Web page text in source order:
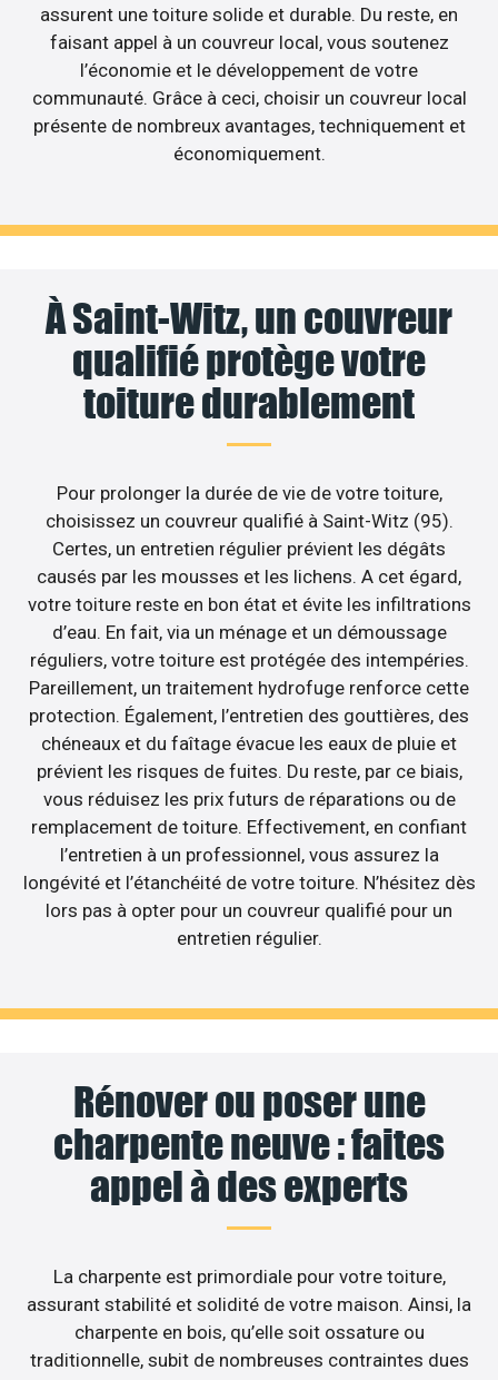
assurent une toiture solide et durable. Du reste, en
faisant appel à un couvreur local, vous soutenez
l’économie et le développement de votre
communauté. Grâce à ceci, choisir un couvreur local
présente de nombreux avantages, techniquement et
économiquement.
À Saint-Witz, un couvreur
qualifié protège votre
toiture durablement
Pour prolonger la durée de vie de votre toiture,
choisissez un couvreur qualifié à Saint-Witz (95).
Certes, un entretien régulier prévient les dégâts
causés par les mousses et les lichens. A cet égard,
votre toiture reste en bon état et évite les infiltrations
d’eau. En fait, via un ménage et un démoussage
réguliers, votre toiture est protégée des intempéries.
Pareillement, un traitement hydrofuge renforce cette
protection. Également, l’entretien des gouttières, des
chéneaux et du faîtage évacue les eaux de pluie et
prévient les risques de fuites. Du reste, par ce biais,
vous réduisez les prix futurs de réparations ou de
remplacement de toiture. Effectivement, en confiant
l’entretien à un professionnel, vous assurez la
longévité et l’étanchéité de votre toiture. N’hésitez dès
lors pas à opter pour un couvreur qualifié pour un
entretien régulier.
Rénover ou poser une
charpente neuve : faites
appel à des experts
La charpente est primordiale pour votre toiture,
assurant stabilité et solidité de votre maison. Ainsi, la
charpente en bois, qu’elle soit ossature ou
traditionnelle, subit de nombreuses contraintes dues